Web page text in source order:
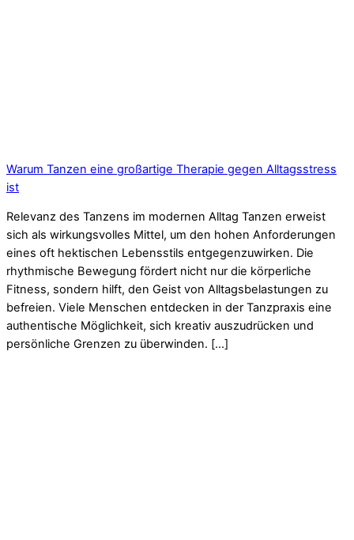
Warum Tanzen eine großartige Therapie gegen Alltagsstress
ist
Relevanz des Tanzens im modernen Alltag Tanzen erweist
sich als wirkungsvolles Mittel, um den hohen Anforderungen
eines oft hektischen Lebensstils entgegenzuwirken. Die
rhythmische Bewegung fördert nicht nur die körperliche
Fitness, sondern hilft, den Geist von Alltagsbelastungen zu
befreien. Viele Menschen entdecken in der Tanzpraxis eine
authentische Möglichkeit, sich kreativ auszudrücken und
persönliche Grenzen zu überwinden. […]